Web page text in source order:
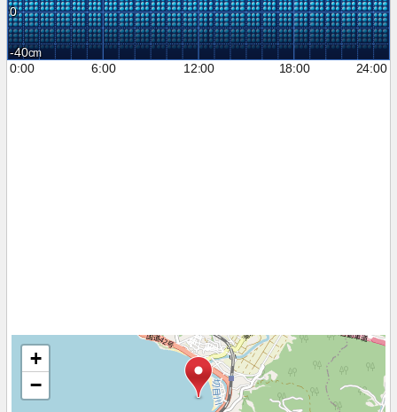
0
-40
0:00
6:00 12:00 18:00 24:00
+
−